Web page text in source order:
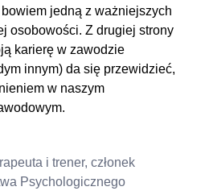
jedną z ważniejszych
osobowości. Z drugiej strony
karierę w zawodzie
innym) da się przewidzieć,
w naszym
i trener, członek
Psychologicznego